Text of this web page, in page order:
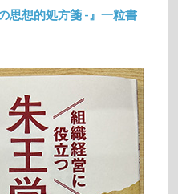
思想的処方箋 -』一粒書